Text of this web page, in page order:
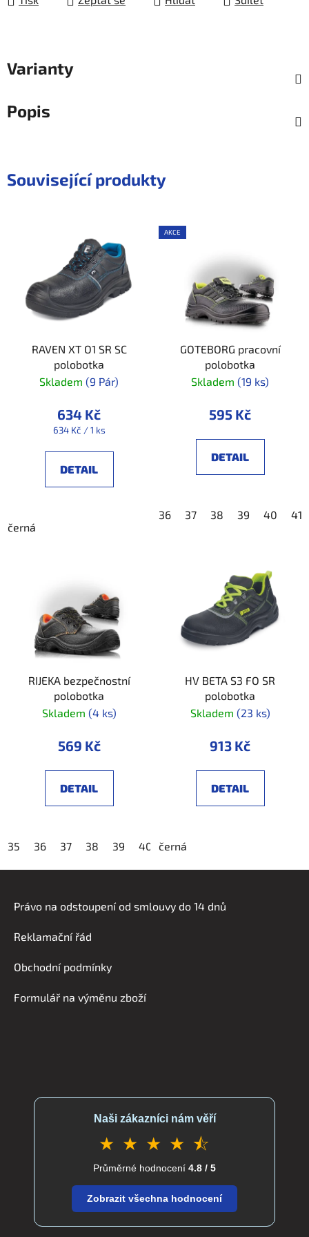
Varianty
Popis
Související produkty
RAVEN XT O1 SR SC
polobotka
Skladem (9 Pár)
634 Kč
Měrná
634 Kč / 1 ks
DETAIL
černá
AKCE
GOTEBORG pracovní
polobotka
Skladem (19 ks)
595 Kč
DETAIL
36 37 38 39 40 41
RIJEKA bezpečnostní
polobotka
Skladem (4 ks)
569 Kč
DETAIL
35 36 37 38 39 40 41
HV BETA S3 FO SR
polobotka
Skladem (23 ks)
913 Kč
DETAIL
černá
Právo na odstoupení od smlouvy do 14 dnů
Reklamační řád
Obchodní podmínky
Formulář na výměnu zboží
Naši zákazníci nám věří
★ ★ ★ ★ ⯪
Průměrné hodnocení 4.8 / 5
Zobrazit všechna hodnocení